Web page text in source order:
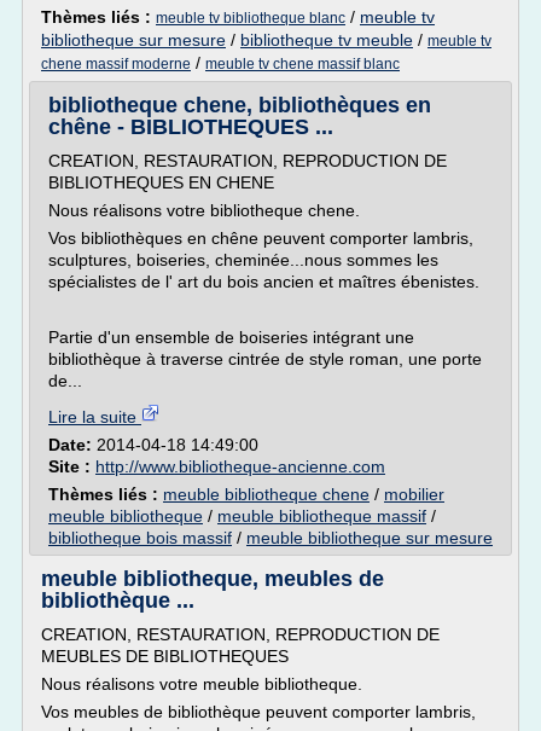
Thèmes liés : meuble tv bibliotheque blanc / meuble tv
bibliotheque sur mesure / bibliotheque tv meuble / meuble tv
chene massif moderne / meuble tv chene massif blanc
bibliotheque chene, bibliothèques en
chêne - BIBLIOTHEQUES ...
CREATION, RESTAURATION, REPRODUCTION DE
BIBLIOTHEQUES EN CHENE
Nous réalisons votre bibliotheque chene.
Vos bibliothèques en chêne peuvent comporter lambris,
sculptures, boiseries, cheminée...nous sommes les
spécialistes de l' art du bois ancien et maîtres ébenistes.
Partie d'un ensemble de boiseries intégrant une
bibliothèque à traverse cintrée de style roman, une porte
de...
Lire la suite
Date: 2014-04-18 14:49:00
Site : http://www.bibliotheque-ancienne.com
Thèmes liés : meuble bibliotheque chene / mobilier
meuble bibliotheque / meuble bibliotheque massif /
bibliotheque bois massif / meuble bibliotheque sur mesure
meuble bibliotheque, meubles de
bibliothèque ...
CREATION, RESTAURATION, REPRODUCTION DE
MEUBLES DE BIBLIOTHEQUES
Nous réalisons votre meuble bibliotheque.
Vos meubles de bibliothèque peuvent comporter lambris,